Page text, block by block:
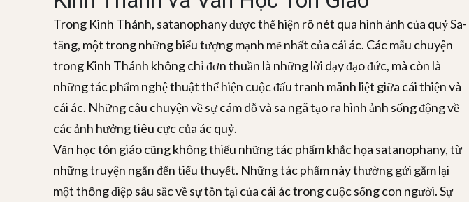
Trong Kinh Thánh, satanophany được thể hiện rõ nét qua hình ảnh của quỷ Sa-
tăng, một trong những biểu tượng mạnh mẽ nhất của cái ác. Các mẫu chuyện
trong Kinh Thánh không chỉ đơn thuần là những lời dạy đạo đức, mà còn là
những tác phẩm nghệ thuật thể hiện cuộc đấu tranh mãnh liệt giữa cái thiện và
cái ác. Những câu chuyện về sự cám dỗ và sa ngã tạo ra hình ảnh sống động về
các ảnh hưởng tiêu cực của ác quỷ.
Văn học tôn giáo cũng không thiếu những tác phẩm khắc họa satanophany, từ
những truyện ngắn đến tiểu thuyết. Những tác phẩm này thường gửi gắm lại
một thông điệp sâu sắc về sự tồn tại của cái ác trong cuộc sống con người. Sự